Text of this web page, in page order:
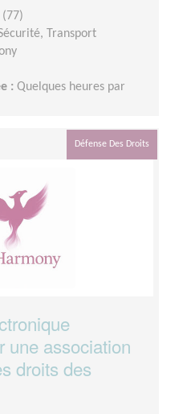
(77)
Transport
: Quelques heures par
Défense Des Droits
une association
droits des